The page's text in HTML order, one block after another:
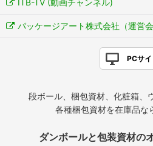
ITB-TV (動画チャンネル)
パッケージアート株式会社（運営
PCサイ
段ボール、梱包資材、化粧箱、
各種梱包資材を在庫品な
ダンボールと包装資材の